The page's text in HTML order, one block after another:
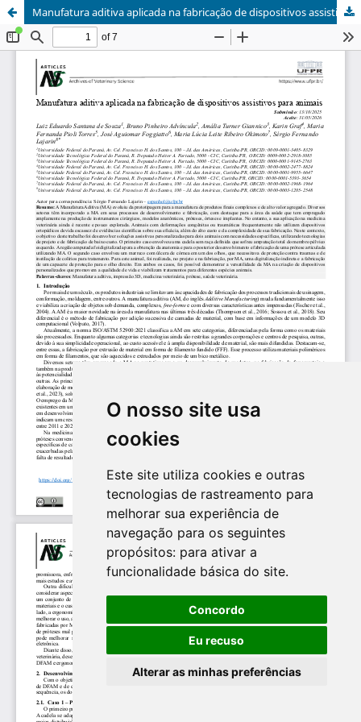
O nosso site usa
cookies
Este site utiliza cookies e outras
tecnologias de rastreamento para
melhorar sua experiência de
navegação para os seguintes
propósitos: para ativar a
funcionalidade básica do site.
Concordo
Eu recuso
Alterar as minhas preferências
Manufatura aditiva aplicada na fabricação de dispositivos assistivos para animais